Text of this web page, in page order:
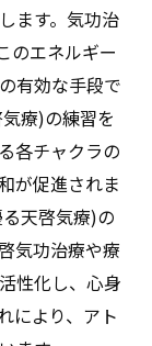
ます。気功治
のエネルギー
有効な手段で
療)の練習を
各チャクラの
が促進されま
天啓気療)の
気功治療や療
性化し、心身
により、アト